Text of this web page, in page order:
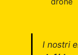
I nostri